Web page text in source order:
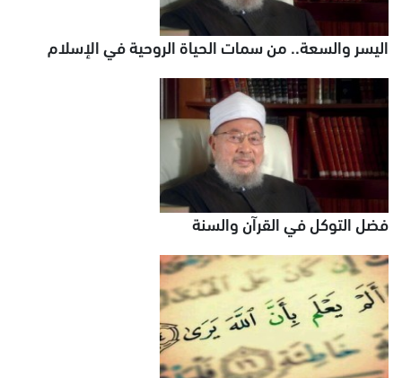
اليسر والسعة.. من سمات الحياة الروحية في الإسلام
فضل التوكل في القرآن والسنة